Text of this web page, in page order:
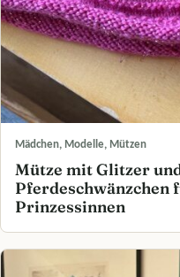
Mädchen, Modelle, Mützen
Mütze mit Glitzer
Pferdeschwänzchen
Prinzessinnen